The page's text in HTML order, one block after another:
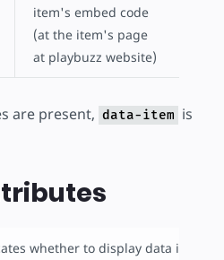
item's embed code
(at the item's page
at playbuzz website)
are present, data-item is
whether to display data info,